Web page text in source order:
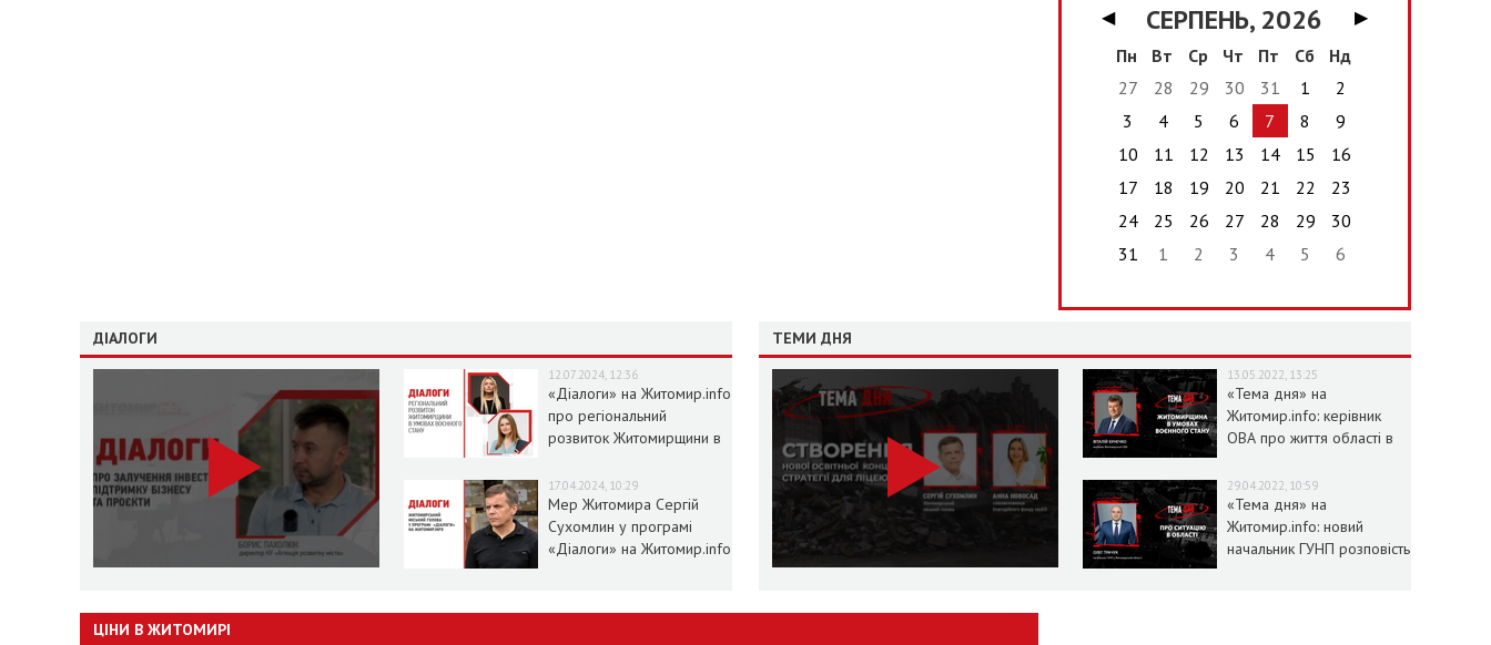
◀ СЕРПЕНЬ, 2026
▶
Пн
Вт Ср Чт Пт Сб
Нд
27
28 29 30 31 1
2
3
4 5 6 7 8
9
10
11 12 13 14 15
16
17
18 19 20 21 22
23
24
25 26 27 28 29
30
31
1 2 3 4 5 6
ДІАЛОГИ
12.07.2024, 12:36
«Діалоги» на Житомир.info
про регіональний
розвиток Житомирщини в
17.04.2024, 10:29
Мер Житомира Сергій
Сухомлин у програмі
«Діалоги» на Житомир.info
ТЕМИ ДНЯ
13.05.2022, 13:25
«Тема дня» на
Житомир.info: керівник
ОВА про життя області в
29.04.2022, 10:59
«Тема дня» на
Житомир.info: новий
начальник ГУНП розповість
ЦІНИ В ЖИТОМИРІ